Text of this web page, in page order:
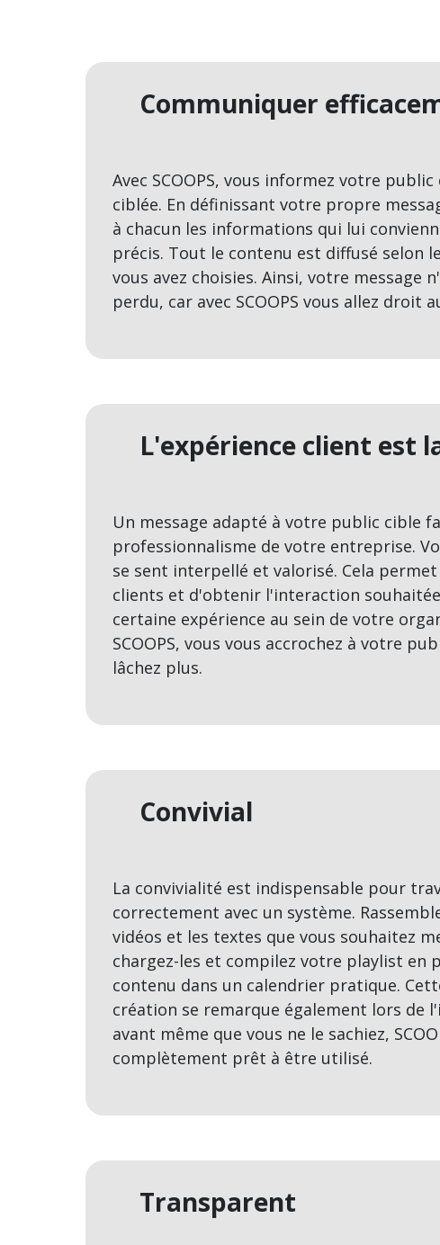
Communiquer
Avec SCOOPS, vous informez votre
ciblée. En définissant votre propre
à chacun les informations qui lui
précis. Tout le contenu est diffusé selon
vous avez choisies. Ainsi, votre message
perdu, car avec SCOOPS vous allez droit
L'expérience client est
Un message adapté à votre public cible
professionnalisme de votre entreprise.
se sent interpellé et valorisé. Cela
clients et d'obtenir l'interaction
certaine expérience au sein de votre
SCOOPS, vous vous accrochez à votre
lâchez plus.
Convivial
La convivialité est indispensable pour
correctement avec un système.
vidéos et les textes que vous souhaitez
chargez-les et compilez votre playlist en
contenu dans un calendrier pratique.
création se remarque également lors de
avant même que vous ne le sachiez,
complètement prêt à être utilisé.
Transparent